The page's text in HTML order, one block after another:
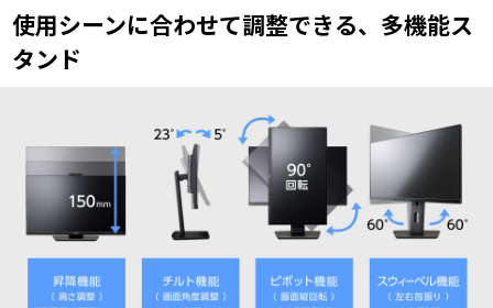
使用シーンに合わせて調整できる、多機能ス
タンド